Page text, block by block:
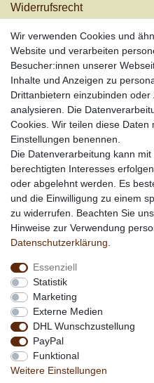
Widerrufs­recht
Zahlungsarten
Informationen
Werbung
Links
Vertrag widerrufen
*außer Sonderartikel +
anderen Rabattaktionen
Wir verwenden Cookies und
Website und verarbeiten
Besucher:innen unserer
Inhalte und Anzeigen zu
Drittanbietern einzubinden
analysieren. Die
Cookies. Wir teilen diese Daten
Einstellungen benennen.
Die Datenverarbeitung kann
berechtigten Interesses
oder abgelehnt werden. Es
und die Einwilligung zu einem
zu widerrufen. Beachten Sie
Hinweise zur Verwendung
Daten­schutz­erklärung
Essenziell
Statistik
Marketing
Externe Medien
DHL Wunschzustellung
PayPal
Funktional
Weitere Einstellungen